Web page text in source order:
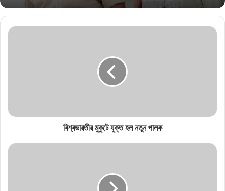
বিশ্বভারতীর মুকুটে যুক্ত হল নতুন পালক